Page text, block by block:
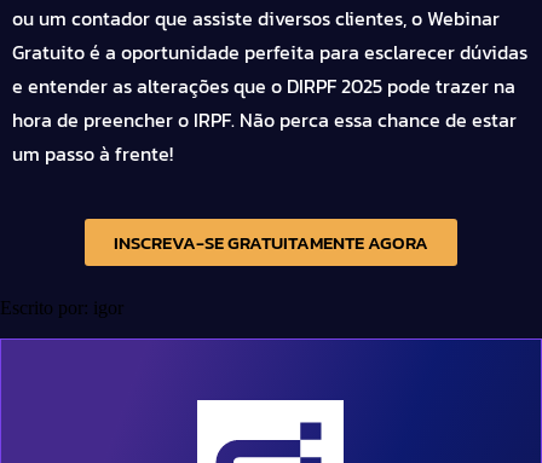
ou um contador que assiste diversos clientes, o Webinar
Gratuito é a oportunidade perfeita para esclarecer dúvidas
e entender as alterações que o DIRPF 2025 pode trazer na
hora de preencher o IRPF. Não perca essa chance de estar
um passo à frente!
INSCREVA-SE GRATUITAMENTE AGORA
Escrito por: igor